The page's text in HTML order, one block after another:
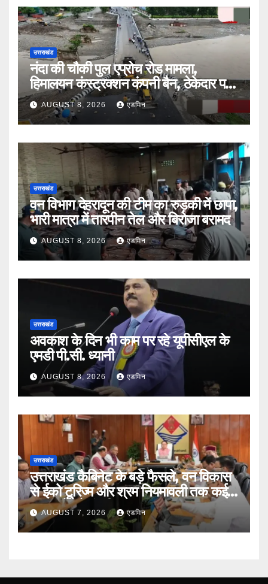
उत्तराखंड
नंदा की चौकी पुल एप्रोच रोड मामला,
हिमालयन कंस्ट्रक्शन कंपनी बैन, ठेकेदार पर
भी एक्शन
AUGUST 8, 2026 एडमिन
उत्तराखंड
वन विभाग देहरादून की टीम का रुड़की में छापा,
भारी मात्रा में तारपीन तेल और बिरोजा बरामद
AUGUST 8, 2026 एडमिन
उत्तराखंड
अवकाश के दिन भी काम पर रहे यूपीसीएल के
एमडी पी.सी. ध्यानी
AUGUST 8, 2026 एडमिन
उत्तराखंड
उत्तराखंड कैबिनेट के बड़े फैसले, वन विकास
से ईको टूरिज्म और श्रम नियमावली तक कई
प्रस्तावों को मंजूरी
AUGUST 7, 2026 एडमिन